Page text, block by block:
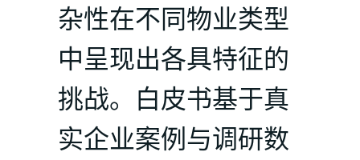
杂性在不同物业类型
中呈现出各具特征的
挑战。白皮书基于真
实企业案例与调研数